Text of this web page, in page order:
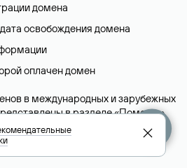
домена
освобождения домена
оплачен домен
в международных и зарубежных
в разделе «Помощь».
сервиса